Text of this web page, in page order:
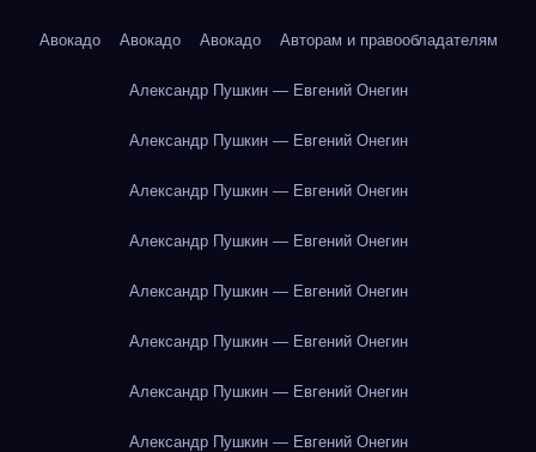
Авокадо Авокадо Авокадо Авторам и правообладателям
Александр Пушкин — Евгений Онегин
Александр Пушкин — Евгений Онегин
Александр Пушкин — Евгений Онегин
Александр Пушкин — Евгений Онегин
Александр Пушкин — Евгений Онегин
Александр Пушкин — Евгений Онегин
Александр Пушкин — Евгений Онегин
Александр Пушкин — Евгений Онегин